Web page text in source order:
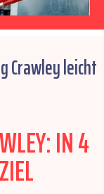
Crawley leicht
IN 4